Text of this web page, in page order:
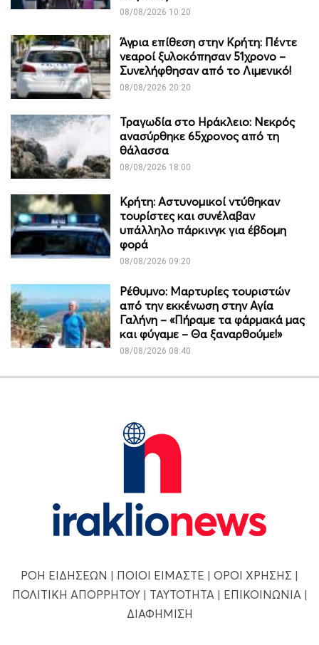
08/08/2026 10:20
Άγρια επίθεση στην Κρήτη: Πέντε
νεαροί ξυλοκόπησαν 51χρονο –
Συνελήφθησαν από το Λιμενικό!
08/08/2026 20:20
Τραγωδία στο Ηράκλειο: Νεκρός
ανασύρθηκε 65χρονος από τη
θάλασσα
08/08/2026 18:00
Κρήτη: Αστυνομικοί ντύθηκαν
τουρίστες και συνέλαβαν
υπάλληλο πάρκινγκ για έβδομη
φορά
08/08/2026 09:20
Ρέθυμνο: Μαρτυρίες τουριστών
από την εκκένωση στην Αγία
Γαλήνη – «Πήραμε τα φάρμακά μας
και φύγαμε – Θα ξαναρθούμε!»
08/08/2026 08:40
ΡΟΗ ΕΙΔΗΣΕΩΝ | ΠΟΙΟΙ ΕΙΜΑΣΤΕ | ΟΡΟΙ ΧΡΗΣΗΣ |
ΠΟΛΙΤΙΚΗ ΑΠΟΡΡΗΤΟΥ| ΤΑΥΤΟΤΗΤΑ | ΕΠΙΚΟΙΝΩΝΙΑ |
ΔΙΑΦΗΜΙΣΗ